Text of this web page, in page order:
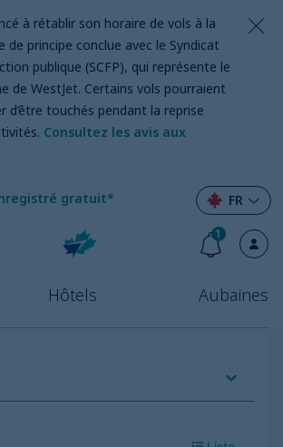
à rétablir son horaire de vols à la
de principe conclue avec le Syndicat
publique (SCFP), qui représente le
de WestJet. Certains vols pourraient
touchés pendant la reprise
Consultez les avis aux
gratuit*
Hôtels Aubaines
FR
1